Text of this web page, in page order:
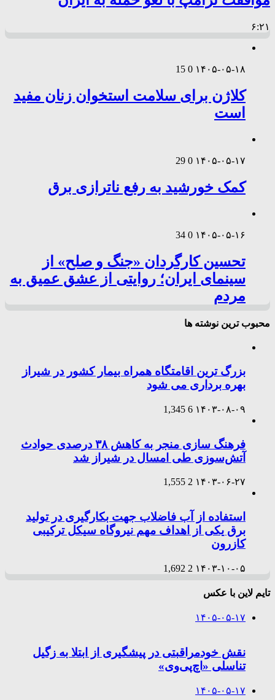
۶:۲۱
۱۴۰۵-۰۵-۱۸ 0
15
کلاژن برای سلامت استخوان زنان مفید
است
۱۴۰۵-۰۵-۱۷ 0
29
کمک خورشید به رفع ناترازی برق
۱۴۰۵-۰۵-۱۶ 0
34
تحسین کارگردان «جنگ و صلح» از
سینمای ایران؛ روایتی از عشق عمیق به
مردم
محبوب ترین نوشته ها
بزرگ ترین اقامتگاه همراه بیمار کشور در شیراز
بهره برداری می شود
۱۴۰۳-۰۸-۰۹ 6
1,345
فرهنگ سازی منجر به کاهش ۳۸ درصدی حوادث
آتش‌سوزی طی امسال در شیراز شد
۱۴۰۳-۰۶-۲۷ 2
1,555
استفاده از آب فاضلاب جهت بکارگیری در تولید
برق یکی از اهداف مهم نیروگاه سیکل ترکیبی
کازرون
۱۴۰۳-۱۰-۰۵ 2
1,692
تایم لاین با عکس
۱۴۰۵-۰۵-۱۷
نقش خودمراقبتی در پیشگیری از ابتلا به زگیل
تناسلی «اچ‌پی‌وی»
۱۴۰۵-۰۵-۱۷